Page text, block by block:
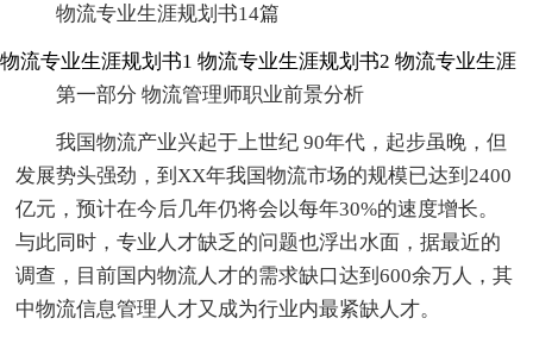
物流专业生涯规划书14篇
物流专业生涯规划书1
第一部分 物流管理师职业前景分析
我国物流产业兴起于上世纪 90年代，起步虽晚，但
发展势头强劲，到XX年我国物流市场的规模已达到2400
亿元，预计在今后几年仍将会以每年30%的速度增长。
与此同时，专业人才缺乏的问题也浮出水面，据最近的
调查，目前国内物流人才的需求缺口达到600余万人，其
中物流信息管理人才又成为行业内最紧缺人才。
物流专业生涯规划书2 物流专业生涯